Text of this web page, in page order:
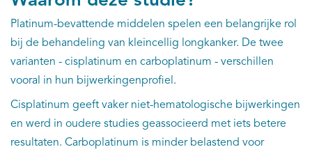
Platinum-bevattende middelen spelen een belangrijke rol
bij de behandeling van kleincellig longkanker. De twee
varianten - cisplatinum en carboplatinum - verschillen
vooral in hun bijwerkingenprofiel.
Cisplatinum geeft vaker niet-hematologische bijwerkingen
en werd in oudere studies geassocieerd met iets betere
resultaten. Carboplatinum is minder belastend voor